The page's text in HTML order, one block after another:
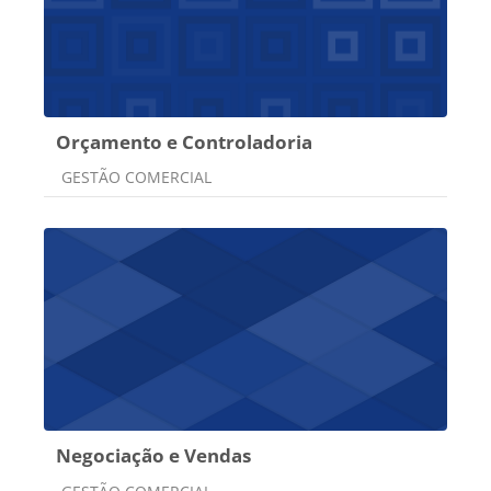
Orçamento e Controladoria
Categoria do curso
GESTÃO COMERCIAL
Negociação e Vendas